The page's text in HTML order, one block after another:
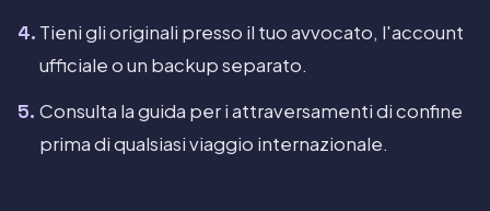
Tieni gli originali presso il tuo avvocato, l'account
ufficiale o un backup separato.
Consulta la guida per i attraversamenti di confine
prima di qualsiasi viaggio internazionale.